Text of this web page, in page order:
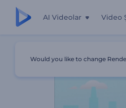
AI Videolar Video
Would you like to change